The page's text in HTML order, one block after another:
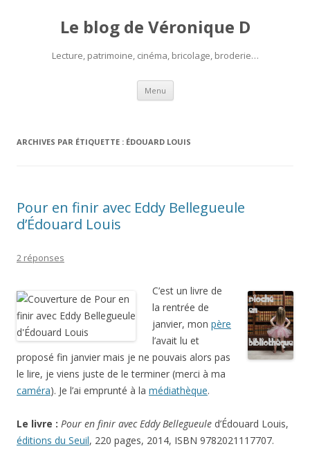
Le blog de Véronique D
Lecture, patrimoine, cinéma, bricolage, broderie…
Menu Aller
contenu
ARCHIVES PAR ÉTIQUETTE : ÉDOUARD LOUIS
Pour en finir avec Eddy Bellegueule
d’Édouard Louis
2 réponses
C’est un livre de
la rentrée de
janvier, mon père
l’avait lu et
proposé fin janvier mais je ne pouvais alors pas
le lire, je viens juste de le terminer (merci à ma
caméra). Je l’ai emprunté à la médiathèque.
Le livre : Pour en finir avec Eddy Bellegueule d’Édouard Louis,
éditions du Seuil, 220 pages, 2014, ISBN 9782021117707.